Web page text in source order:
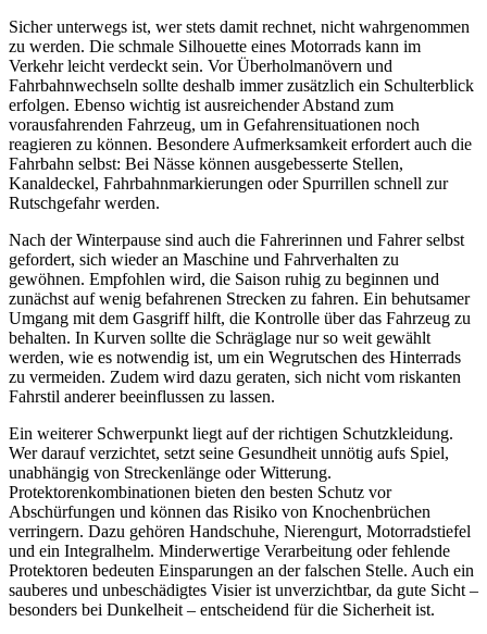
Sicher unterwegs ist, wer stets damit rechnet, nicht wahrgenommen
zu werden. Die schmale Silhouette eines Motorrads kann im
Verkehr leicht verdeckt sein. Vor Überholmanövern und
Fahrbahnwechseln sollte deshalb immer zusätzlich ein Schulterblick
erfolgen. Ebenso wichtig ist ausreichender Abstand zum
vorausfahrenden Fahrzeug, um in Gefahrensituationen noch
reagieren zu können. Besondere Aufmerksamkeit erfordert auch die
Fahrbahn selbst: Bei Nässe können ausgebesserte Stellen,
Kanaldeckel, Fahrbahnmarkierungen oder Spurrillen schnell zur
Rutschgefahr werden.
Nach der Winterpause sind auch die Fahrerinnen und Fahrer selbst
gefordert, sich wieder an Maschine und Fahrverhalten zu
gewöhnen. Empfohlen wird, die Saison ruhig zu beginnen und
zunächst auf wenig befahrenen Strecken zu fahren. Ein behutsamer
Umgang mit dem Gasgriff hilft, die Kontrolle über das Fahrzeug zu
behalten. In Kurven sollte die Schräglage nur so weit gewählt
werden, wie es notwendig ist, um ein Wegrutschen des Hinterrads
zu vermeiden. Zudem wird dazu geraten, sich nicht vom riskanten
Fahrstil anderer beeinflussen zu lassen.
Ein weiterer Schwerpunkt liegt auf der richtigen Schutzkleidung.
Wer darauf verzichtet, setzt seine Gesundheit unnötig aufs Spiel,
unabhängig von Streckenlänge oder Witterung.
Protektorenkombinationen bieten den besten Schutz vor
Abschürfungen und können das Risiko von Knochenbrüchen
verringern. Dazu gehören Handschuhe, Nierengurt, Motorradstiefel
und ein Integralhelm. Minderwertige Verarbeitung oder fehlende
Protektoren bedeuten Einsparungen an der falschen Stelle. Auch ein
sauberes und unbeschädigtes Visier ist unverzichtbar, da gute Sicht –
besonders bei Dunkelheit – entscheidend für die Sicherheit ist.